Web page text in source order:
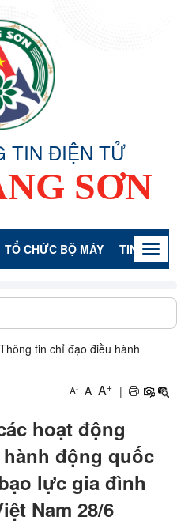
TIN ĐIỆN TỬ
SƠN
TỔ CHỨC BỘ MÁY TIN TỨC -
Thông tin chỉ đạo điều hành
A- A A+ |
hoạt động
động quốc
lực gia đình
Nam 28/6